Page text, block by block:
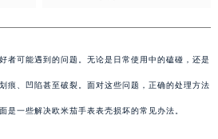
者可能遇到的问题。无论是日常使用中的磕碰，还是
痕、凹陷甚至破裂。面对这些问题，正确的处理方法
是一些解决欧米茄手表表壳损坏的常见办法。